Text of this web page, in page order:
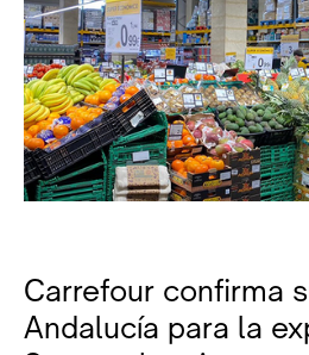
Carrefour confirma
Andalucía para la